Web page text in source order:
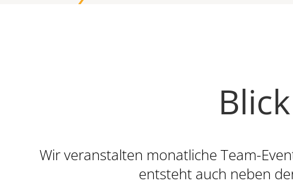
Wir veranstalten monatliche Team-
entsteht auch neben